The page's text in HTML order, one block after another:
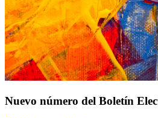
Nuevo número del Boletín